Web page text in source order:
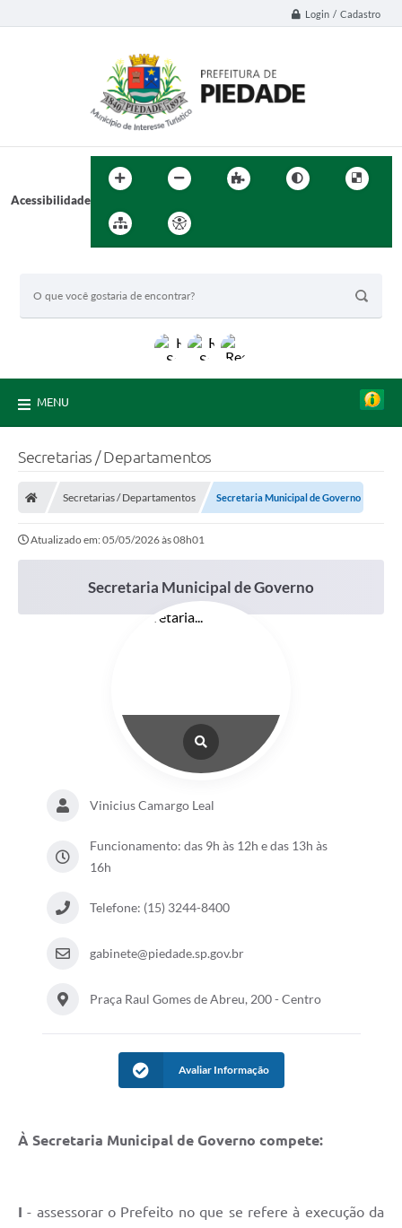
Login / Cadastro
Acessibilidade
MENU
Secretarias / Departamentos
Secretarias / Departamentos Secretaria Municipal de Governo
Atualizado em: 05/05/2026 às 08h01
Secretaria Municipal de Governo
Vinicius Camargo Leal
Funcionamento: das 9h às 12h e das 13h às
16h
Telefone: (15) 3244-8400
gabinete@piedade.sp.gov.br
Praça Raul Gomes de Abreu, 200 - Centro
Avaliar Informação
À Secretaria Municipal de Governo compete:
I- assessorar o Prefeito no que se refere à execução da